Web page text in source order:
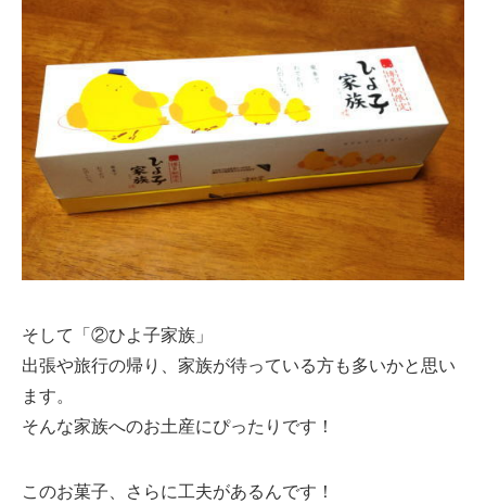
そして「②ひよ子家族」
出張や旅行の帰り、家族が待っている方も多いかと思い
ます。
そんな家族へのお土産にぴったりです！
このお菓子、さらに工夫があるんです！